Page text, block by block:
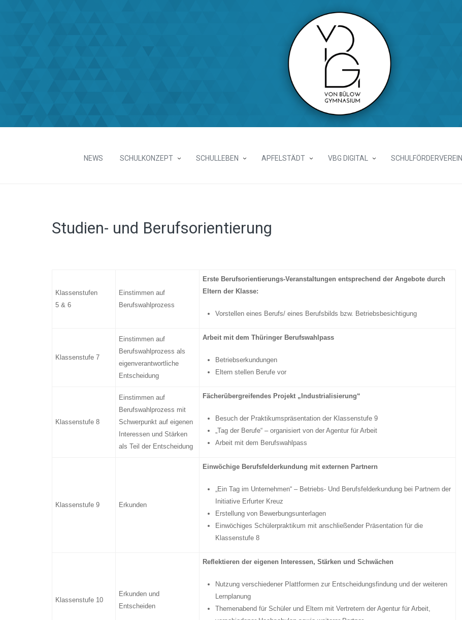
NEWS SCHULKONZEPT SCHULLEBEN APFELSTÄDT VBG DIGITAL SCHULFÖRDERVEREIN
Studien- und Berufsorientierung
Klassenstufen
5 & 6
Einstimmen auf
Berufswahlprozess
Erste Berufsorientierungs-Veranstaltungen entsprechend der Angebote durch
Eltern der Klasse:
Vorstellen eines Berufs/ eines Berufsbilds bzw. Betriebsbesichtigung
Klassenstufe 7
Einstimmen auf
Berufswahlprozess als
eigenverantwortliche
Entscheidung
Arbeit mit dem Thüringer Berufswahlpass
Betriebserkundungen
Eltern stellen Berufe vor
Klassenstufe 8
Einstimmen auf
Berufswahlprozess mit
Schwerpunkt auf eigenen
Interessen und Stärken
als Teil der Entscheidung
Fächerübergreifendes Projekt „Industrialisierung“
Besuch der Praktikumspräsentation der Klassenstufe 9
„Tag der Berufe“ – organisiert von der Agentur für Arbeit
Arbeit mit dem Berufswahlpass
Klassenstufe 9 Erkunden
Einwöchige Berufsfelderkundung mit externen Partnern
„Ein Tag im Unternehmen“ – Betriebs- Und Berufsfelderkundung bei Partnern der
Initiative Erfurter Kreuz
Erstellung von Bewerbungsunterlagen
Einwöchiges Schülerpraktikum mit anschließender Präsentation für die
Klassenstufe 8
Klassenstufe 10
Erkunden und
Entscheiden
Reflektieren der eigenen Interessen, Stärken und Schwächen
Nutzung verschiedener Plattformen zur Entscheidungsfindung und der weiteren
Lernplanung
Themenabend für Schüler und Eltern mit Vertretern der Agentur für Arbeit,